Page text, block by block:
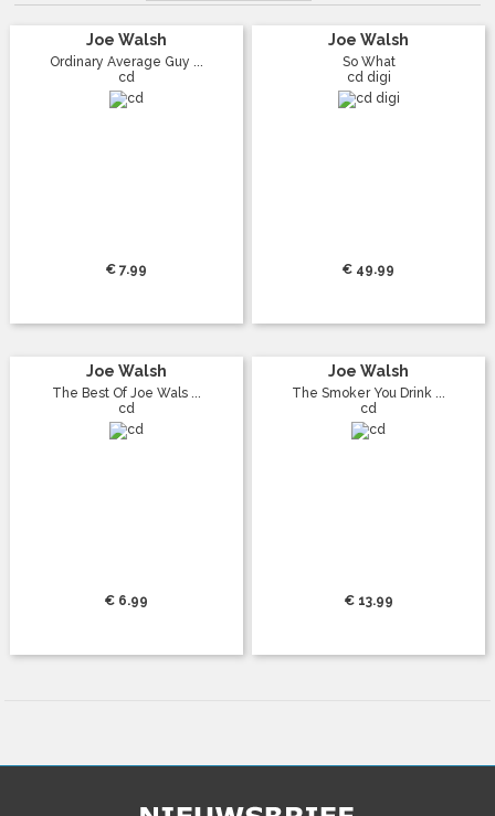
Joe Walsh
Ordinary Average Guy ...
cd
€ 7.99
Joe Walsh
So What
cd digi
€ 49.99
Joe Walsh
The Best Of Joe Wals ...
cd
€ 6.99
Joe Walsh
The Smoker You Drink ...
cd
€ 13.99